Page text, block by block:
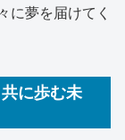
に夢を届けてく
に歩む未